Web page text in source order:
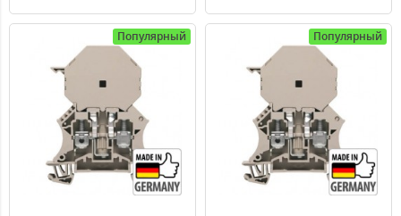
Популярный Популярный